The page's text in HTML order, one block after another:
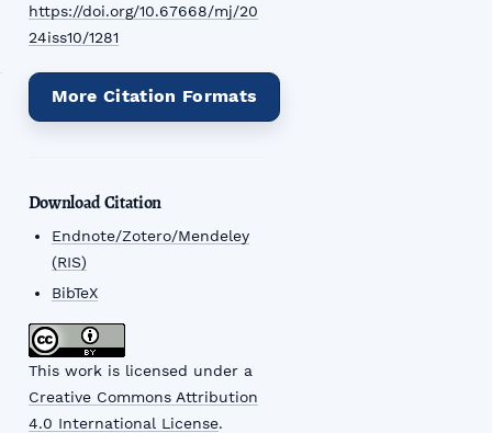
https://doi.org/10.67668/mj/20
24iss10/1281
More Citation Formats
Download Citation
Endnote/Zotero/Mendeley
(RIS)
BibTeX
This work is licensed under a
Creative Commons Attribution
4.0 International License.